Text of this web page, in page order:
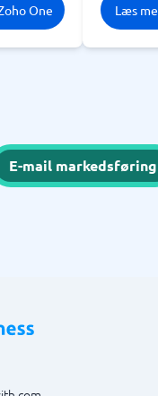
One Læs
E-mail markedsføring